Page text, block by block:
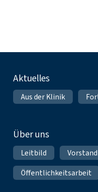
Fußnavigation
Aktuelles
Aus der Klinik
Über uns
Leitbild Vorstand
Öffentlichkeitsarbeit